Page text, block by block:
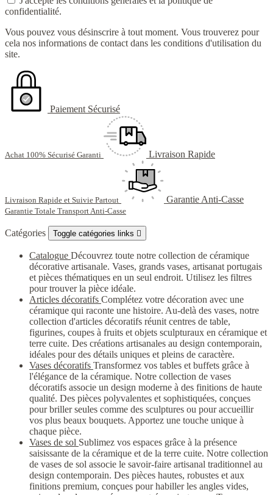
confidentialité.
Vous pouvez vous désinscrire à tout moment. Vous trouverez pour
cela nos informations de contact dans les conditions d'utilisation du
site.
Paiement Sécurisé
Achat 100% Sécurisé Garanti Livraison Rapide
Livraison Rapide et Suivie Partout Garantie Anti-Casse
Garantie Totale Transport Anti-Casse
Catégories Toggle catégories links 
Catalogue Découvrez toute notre collection de céramique
décorative artisanale. Vases, grands vases, artisanat portugais
et pièces thématiques en un seul endroit. Utilisez les filtres
pour trouver la pièce idéale.
Articles décoratifs Complétez votre décoration avec une
céramique qui raconte une histoire. Au-delà des vases, notre
collection d'articles décoratifs réunit centres de table,
figurines, coupes à fruits et objets sculpturaux en céramique et
terre cuite. Des créations artisanales au design contemporain,
idéales pour des détails uniques et pleins de caractère.
Vases décoratifs Transformez vos tables et buffets grâce à
l'élégance de la céramique. Notre collection de vases
décoratifs associe un design moderne à des finitions de haute
qualité. Des pièces polyvalentes et sophistiquées, conçues
pour briller seules comme des sculptures ou pour accueillir
vos plus beaux bouquets. Apportez une touche unique à
chaque pièce.
Vases de sol Sublimez vos espaces grâce à la présence
saisissante de la céramique et de la terre cuite. Notre collection
de vases de sol associe le savoir-faire artisanal traditionnel au
design contemporain. Des pièces hautes, robustes et aux
finitions premium, conçues pour habiller les angles vides,